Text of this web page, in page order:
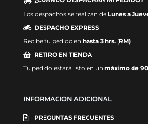
Los despachos se realizan de Lunes a
DESPACHO EXPRESS
Recibe tu pedido en hasta 3 hrs. (RM)
RETIRO EN TIENDA
Tu pedido estará listo en un máximo de
INFORMACION ADICIONAL
PREGUNTAS FRECUENTES